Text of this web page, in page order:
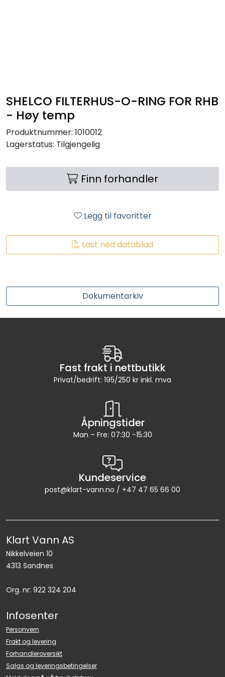
SHELCO FILTERHUS-O-RING FOR RHB
- Høy temp
Produktnummer: 1010012
Lagerstatus: Tilgjengelig
Finn forhandler
Legg til favoritter
Last ned datablad
Dokumentarkiv
Fast frakt i nettbutikk
Privat/bedrift: 195/250 kr inkl. mva
Åpningstider
Man – Fre: 07:30 -15:30
Kundeservice
post@klart-vann.no / +47 47 65 66 00
Klart Vann AS
Nikkelveien 10
4313 Sandnes
Org. nr: 922 324 204
Infosenter
Personvern
Frakt og levering
Forhandleroversikt
Salgs og leveringsbetingelser
FILTERPATRONER
PARTIKKELFILTER
SELVSPYLENDE FILTER
VANNRENSESYSTEM
RO EDI
CLAGE VANNVARMERE
HUS OG HYTTE
LAGERSALG
Marked
Aktuelt
Kontakt